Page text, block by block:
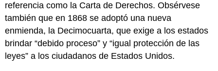
referencia como la Carta de Derechos. Obsérvese
también que en 1868 se adoptó una nueva
enmienda, la Decimocuarta, que exige a los estados
brindar “debido proceso” y “igual protección de las
leyes” a los ciudadanos de Estados Unidos.